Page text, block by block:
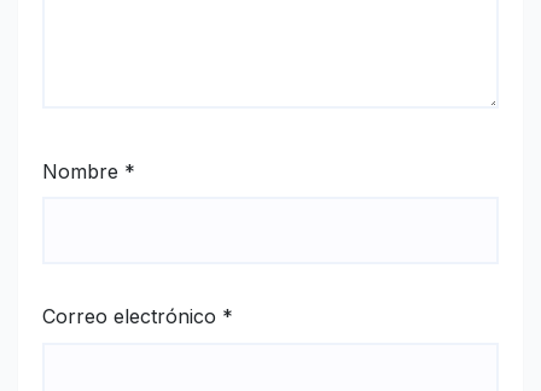
Nombre *
Correo electrónico *